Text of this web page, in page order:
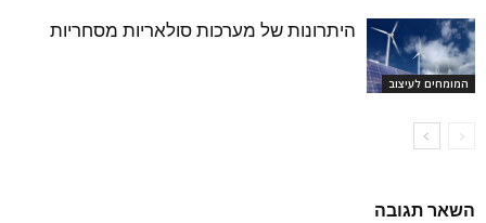
המומחים לעיצוב
היתרונות של מערכות סולאריות מסחריות
השאר תגובה